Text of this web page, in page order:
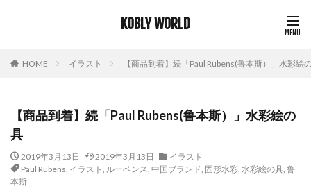
KOBLY WORLD
HOME イラスト 【商品到着】続「Paul Rubens(鲁本斯）」水彩絵
【商品到着】続「Paul Rubens(鲁本斯）」水彩絵の
具
2019年3月13日 2019年3月13日
イラスト
Paul Rubens, イラスト , ルーベンス, 中国ブランド, 固形水彩, 水彩絵の具, 鲁
本斯